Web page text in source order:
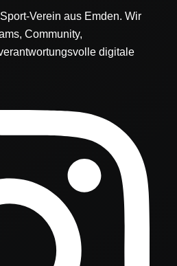
Verein aus Emden. Wir
Community,
digitale